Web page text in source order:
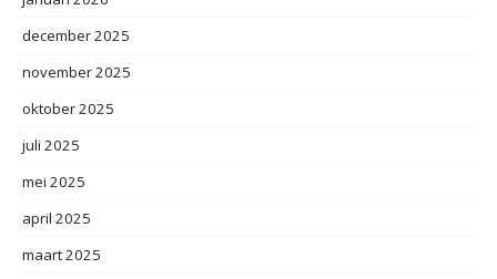
december 2025
november 2025
oktober 2025
juli 2025
mei 2025
april 2025
maart 2025